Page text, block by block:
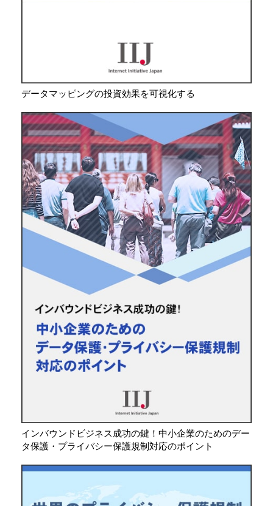
データマッピングの投資効果を可視化する
インバウンドビジネス成功の鍵！中小企業のためのデー
タ保護・プライバシー保護規制対応のポイント